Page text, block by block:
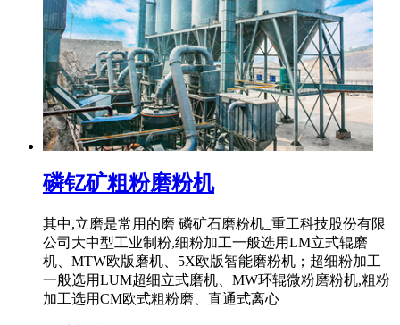
磷钇矿粗粉磨粉机
其中,立磨是常用的磨 磷矿石磨粉机_重工科技股份有限
公司大中型工业制粉,细粉加工一般选用LM立式辊磨
机、MTW欧版磨机、5X欧版智能磨粉机；超细粉加工
一般选用LUM超细立式磨机、MW环辊微粉磨粉机,粗粉
加工选用CM欧式粗粉磨、直通式离心